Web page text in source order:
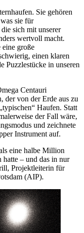
Sie gehören
sie für
sich mit unserer
wertvoll macht.
große
einen klaren
Puzzlestücke in unseren
Centauri
der von der Erde aus zu
Haufen. Statt
der Fall wäre,
und zeichnete
Instrument auf.
eine halbe Million
hatte – und das in nur
Projektleiterin für
(AIP).